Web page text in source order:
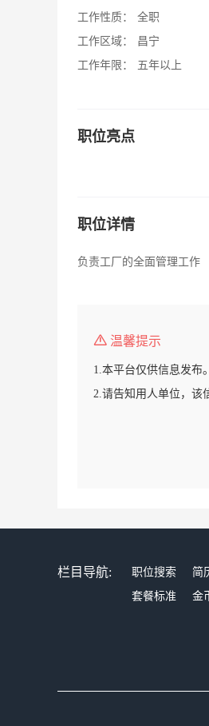
工作性质：
全职
工作区域：
昌宁
工作年限：
五年以上
职位亮点
职位详情
负责工厂的全面管理工作
温馨提示
1.本平台仅供信息发布。
2.请告知用人单位，该
栏目导航: 职位搜索 简
套餐标准
金